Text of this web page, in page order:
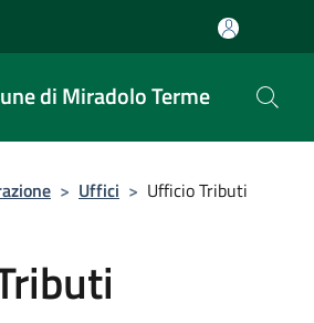
di Miradolo Terme
> Uffici > Ufficio Tributi